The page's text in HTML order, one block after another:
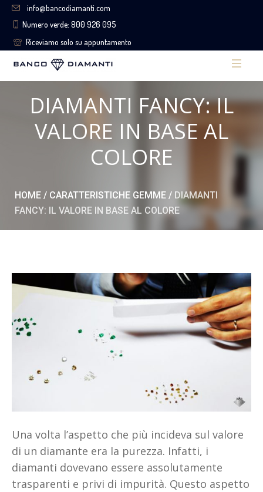
info@bancodiamanti.com
Numero verde: 800 926 095
Riceviamo solo su appuntamento
DIAMANTI FANCY: IL
VALORE IN BASE AL
COLORE
HOME / CARATTERISTICHE GEMME / DIAMANTI
FANCY: IL VALORE IN BASE AL COLORE
Una volta l’aspetto che più incideva sul valore
di un diamante era la purezza. Infatti, i
diamanti dovevano essere assolutamente
trasparenti e privi di impurità. Questo aspetto